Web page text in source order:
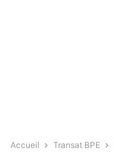
Accueil Transat BPE